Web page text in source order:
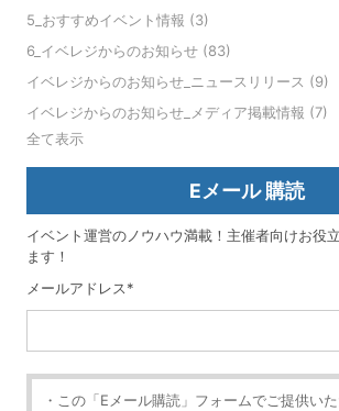
5_おすすめイベント情報 (3)
6_イベレジからのお知らせ (83)
イベレジからのお知らせ_ニュースリリース (9)
イベレジからのお知らせ_メディア掲載情報 (7)
全て表示
Eメール 購読
イベント運営のノウハウ満載！主催者向けお役
ます！
メールアドレス*
・この「Eメール購読」フォームでご提供い